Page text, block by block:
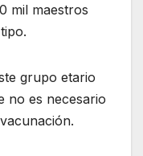
mil maestros
grupo etario
no es necesario